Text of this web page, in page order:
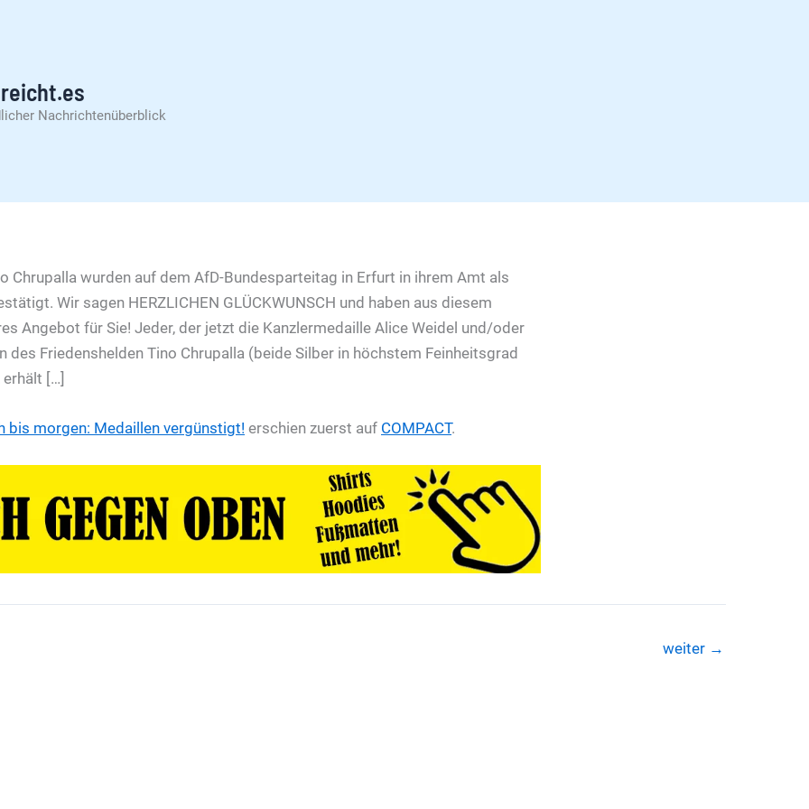
Nachrichtenüberblick
Chrupalla wurden auf dem AfD-Bundesparteitag in Erfurt in ihrem Amt als
Wir sagen HERZLICHEN GLÜCKWUNSCH und haben aus diesem
Angebot für Sie! Jeder, der jetzt die Kanzlermedaille Alice Weidel und/oder
des Friedenshelden Tino Chrupalla (beide Silber in höchstem Feinheitsgrad
[…]
bis morgen: Medaillen vergünstigt! erschien zuerst auf COMPACT.
weiter →